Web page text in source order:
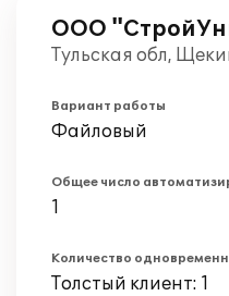
ООО
Тульская обл,
Вариант работы
Файловый
Общее число
1
Количество
Толстый клиент: 1